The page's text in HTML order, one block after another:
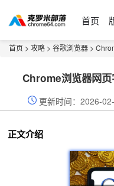
首页
首页 > 攻略 > 谷歌浏览器 >
Chrome浏览器网
更新时间：2026-
正文介绍